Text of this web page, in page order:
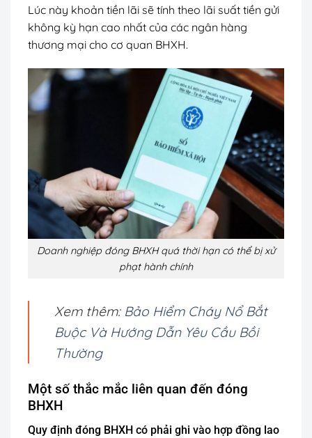
Lúc này khoản tiền lãi sẽ tính theo lãi suất tiền gửi
không kỳ hạn cao nhất của các ngân hàng
thương mại cho cơ quan BHXH.
Doanh nghiệp đóng BHXH quá thời hạn có thể bị xử
phạt hành chính
Xem thêm: Bảo Hiểm Cháy Nổ Bắt
Buộc Và Hướng Dẫn Yêu Cầu Bồi
Thường
Một số thắc mắc liên quan đến đóng
BHXH
Quy định đóng BHXH có phải ghi vào hợp đồng lao